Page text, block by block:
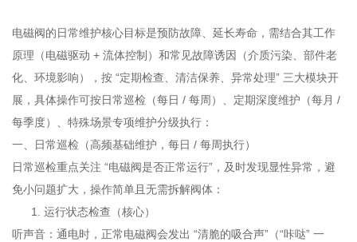
电磁阀的日常维护核心目标是预防故障、延长寿命，需结合其工作
原理（电磁驱动 + 流体控制）和常见故障诱因（介质污染、部件老
化、环境影响），按 “定期检查、清洁保养、异常处理” 三大模块开
展，具体操作可按日常巡检（每日 / 每周）、定期深度维护（每月 /
每季度）、特殊场景专项维护分级执行：
一、日常巡检（高频基础维护，每日 / 每周执行）
日常巡检重点关注 “电磁阀是否正常运行”，及时发现显性异常，避
免小问题扩大，操作简单且无需拆解阀体：
运行状态检查（核心）
听声音：通电时，正常电磁阀会发出 “清脆的吸合声”（“咔哒” 一